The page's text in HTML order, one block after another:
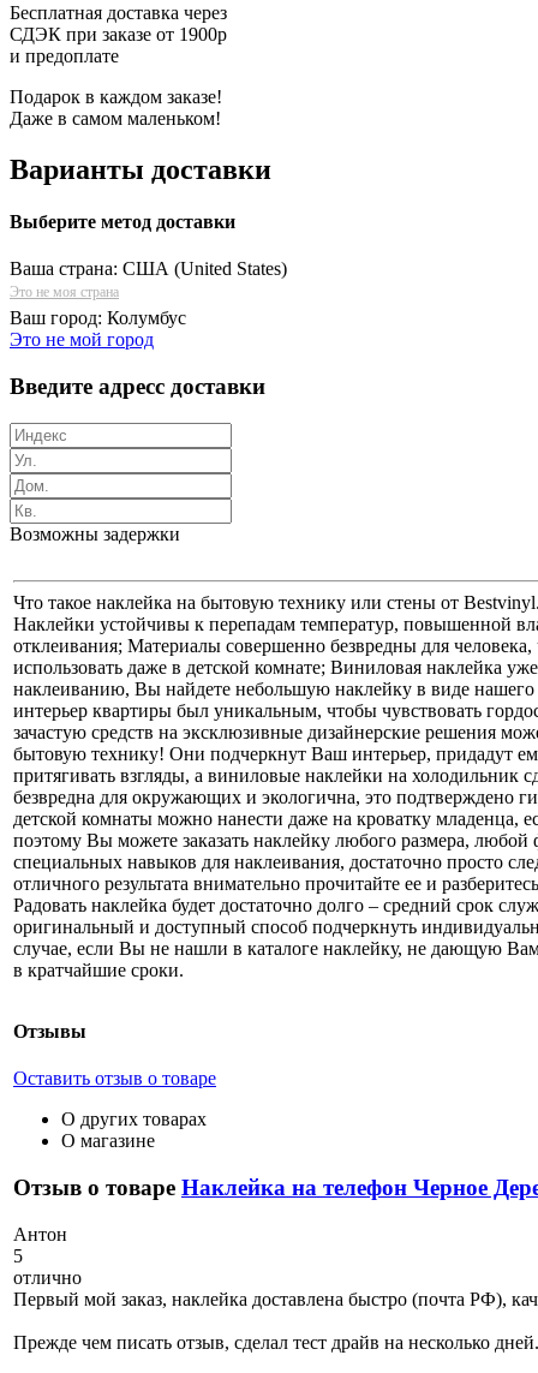
Бесплатная доставка через
СДЭК при заказе от 1900р
и предоплате
Подарок в каждом заказе!
Даже в самом маленьком!
Варианты доставки
Выберите метод доставки
Ваша страна: США (United States)
Это не моя страна
Ваш город: Колумбус
Это не мой город
Введите адресс доставки
Возможны задержки
Что такое наклейка на бытовую технику или стены от
Наклейки устойчивы к перепадам температур, повышенной
отклеивания; Материалы совершенно безвредны для
использовать даже в детской комнате; Виниловая наклейка
наклеиванию, Вы найдете небольшую наклейку в виде нашего
интерьер квартиры был уникальным, чтобы чувствовать
зачастую средств на эксклюзивные дизайнерские решения
бытовую технику! Они подчеркнут Ваш интерьер, придадут
притягивать взгляды, а виниловые наклейки на
безвредна для окружающих и экологична, это подтверждено
детской комнаты можно нанести даже на кроватку младенца,
поэтому Вы можете заказать наклейку любого размера,
специальных навыков для наклеивания, достаточно просто
отличного результата внимательно прочитайте ее и
Радовать наклейка будет достаточно долго – средний срок
оригинальный и доступный способ подчеркнуть
случае, если Вы не нашли в каталоге наклейку, не дающую
в кратчайшие сроки.
Отзывы
Оставить отзыв о товаре
О других товарах
О магазине
Отзыв о товаре Наклейка на телефон Черное
Антон
5
отлично
Первый мой заказ, наклейка доставлена быстро (почта РФ),
Прежде чем писать отзыв, сделал тест драйв на несколько